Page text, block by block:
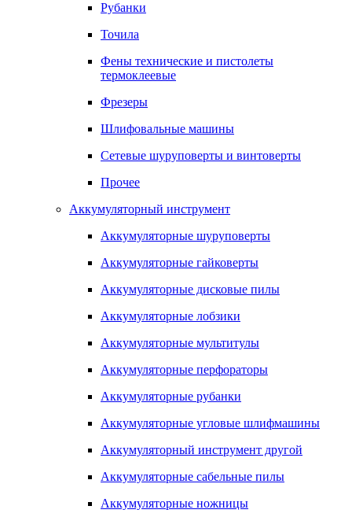
Рубанки
Точила
Фены технические и пистолеты
термоклеевые
Фрезеры
Шлифовальные машины
Сетевые шуруповерты и винтоверты
Прочее
Аккумуляторный инструмент
Аккумуляторные шуруповерты
Аккумуляторные гайковерты
Аккумуляторные дисковые пилы
Аккумуляторные лобзики
Аккумуляторные мультитулы
Аккумуляторные перфораторы
Аккумуляторные рубанки
Аккумуляторные угловые шлифмашины
Аккумуляторный инструмент другой
Аккумуляторные сабельные пилы
Аккумуляторные ножницы